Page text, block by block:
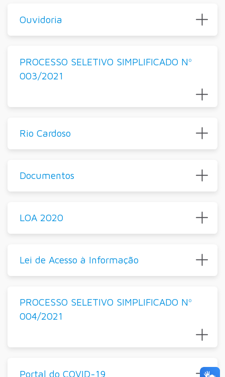
Ouvidoria
PROCESSO SELETIVO SIMPLIFICADO Nº
003/2021
Rio Cardoso
Documentos
LOA 2020
Lei de Acesso à Informação
PROCESSO SELETIVO SIMPLIFICADO Nº
004/2021
Portal do COVID-19